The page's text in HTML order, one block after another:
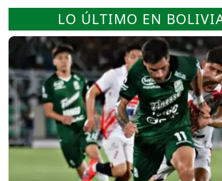
LO ÚLTIMO EN